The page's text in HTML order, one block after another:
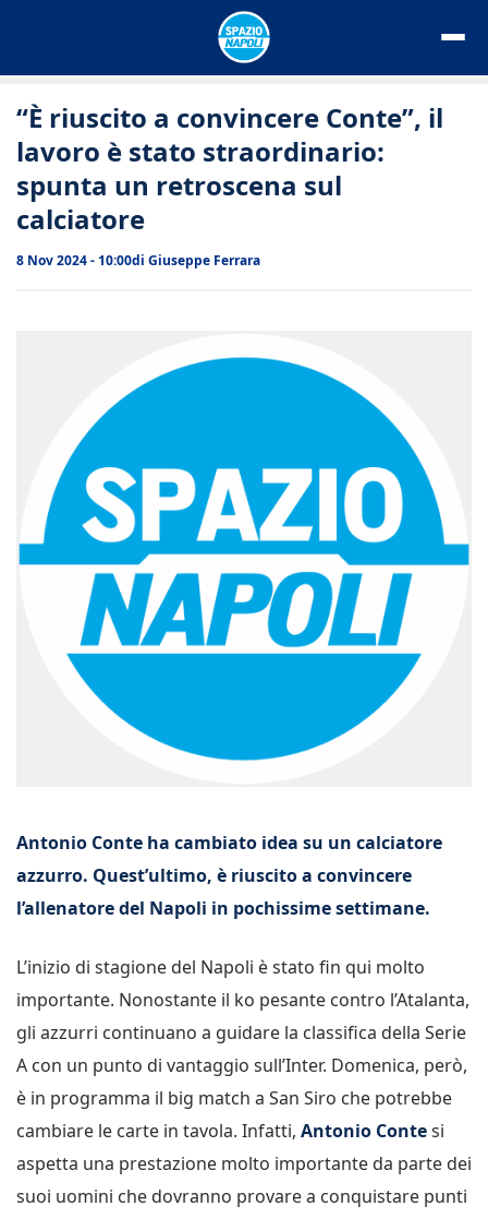
“È riuscito a convincere Conte”, il
lavoro è stato straordinario:
spunta un retroscena sul
calciatore
8 Nov 2024 - 10:00di Giuseppe Ferrara
Antonio Conte ha cambiato idea su un calciatore
azzurro. Quest’ultimo, è riuscito a convincere
l’allenatore del Napoli in pochissime settimane.
L’inizio di stagione del Napoli è stato fin qui molto
importante. Nonostante il ko pesante contro l’Atalanta,
gli azzurri continuano a guidare la classifica della Serie
A con un punto di vantaggio sull’Inter. Domenica, però,
è in programma il big match a San Siro che potrebbe
cambiare le carte in tavola. Infatti, Antonio Contesi
aspetta una prestazione molto importante da parte dei
suoi uomini che dovranno provare a conquistare punti